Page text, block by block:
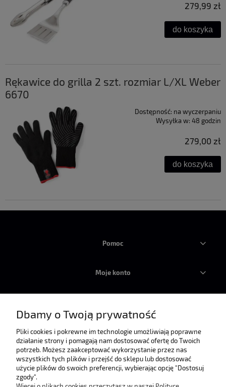
279,99 zł
do koszyka
Rękawice do grilla 2 szt. rozmiar L/XL Weber
6670
Dostępność: na wyczerpaniu
Wysyłka w: 48 godzin
279,00 zł
do koszyka
Pomoc
Moje konto
Informacje
O nas
Dbamy o Twoją prywatność
Pliki cookies i pokrewne im technologie umożliwiają poprawne
działanie strony i pomagają nam dostosować ofertę do Twoich
potrzeb. Możesz zaakceptować wykorzystanie przez nas
wszystkich tych plików i przejść do sklepu lub dostosować
użycie plików do swoich preferencji, wybierając opcję "Dostosuj
zgody".